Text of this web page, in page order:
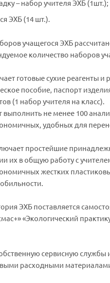
– набор учителя ЭХБ (1шт.);
ЭХБ (14 шт.).
учащегося ЭХБ
количество наборов
готовые сухие реагенты
пособие, паспорт
(1 набор учителя на класс).
выполнить не менее 100
удобных для
простейшие
их в общую работу с
жестких
ЭХБ поставляется
«Экологический
сервисную службы
расходными